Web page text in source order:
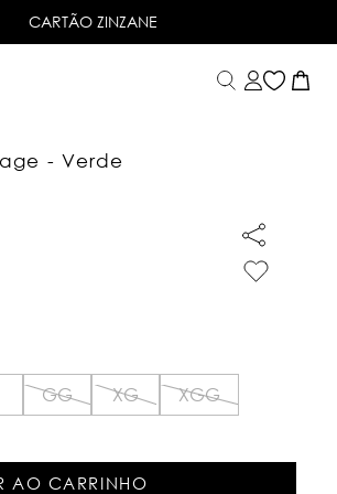
6X SEM JUROSNO CARTÃO DE CRÉDITO
CARTÃO ZINZANE
- Verde
GG XG
XGG
AO CARRINHO